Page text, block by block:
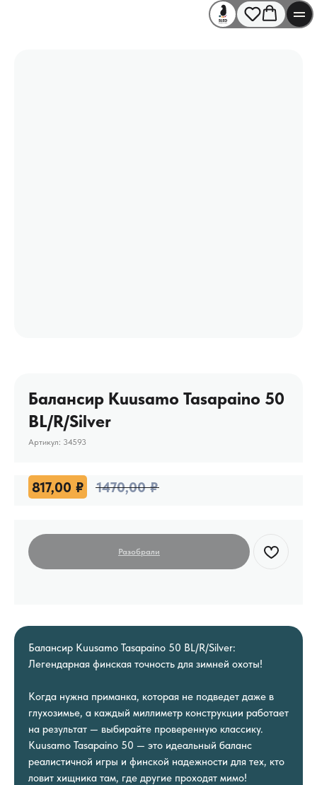
Балансир Kuusamo Tasapaino 50
BL/R/Silver
Артикул: 34593
817,00 ₽ 1470,00 ₽
Балансир Kuusamo Tasapaino 50 BL/R/Silver:
Легендарная финская точность для зимней охоты!
Когда нужна приманка, которая не подведет даже в
глухозимье, а каждый миллиметр конструкции работает
на результат — выбирайте проверенную классику.
Kuusamo Tasapaino 50 — это идеальный баланс
реалистичной игры и финской надежности для тех, кто
ловит хищника там, где другие проходят мимо!